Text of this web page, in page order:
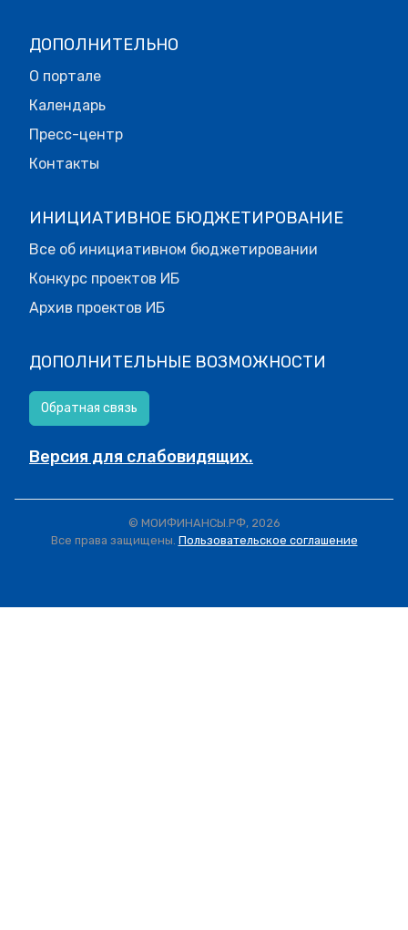
ДОПОЛНИТЕЛЬНО
О портале
Календарь
Пресс-центр
Контакты
ИНИЦИАТИВНОЕ БЮДЖЕТИРОВАНИЕ
Все об инициативном бюджетировании
Конкурс проектов ИБ
Архив проектов ИБ
ДОПОЛНИТЕЛЬНЫЕ ВОЗМОЖНОСТИ
Обратная связь
Версия для слабовидящих.
© МОИФИНАНСЫ.РФ, 2026
Все права защищены. Пользовательское соглашение